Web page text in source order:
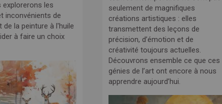
explorerons les
inconvénients de
de la peinture à l'huile
à faire un choix
seulement de magnifiques
créations artistiques : elles
transmettent des leçons de
précision, d’émotion et de
créativité toujours actuelles.
Découvrons ensemble ce que ces
génies de l’art ont encore à nous
apprendre aujourd’hui.